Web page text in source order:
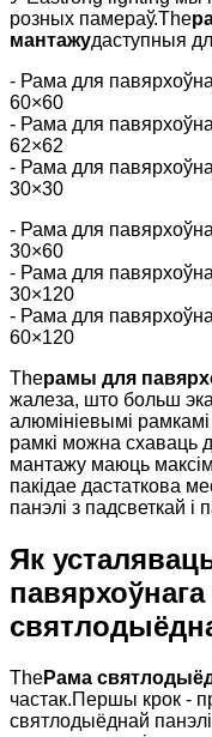
розных памераў.The
мантажудаступныя
- Рама для
60×60
- Рама для
62×62
- Рама для
30×30
- Рама для
30×60
- Рама для
30×120
- Рама для
60×120
Theрамы для
жалеза, што больш
алюмініевымі
рамкі можна схаваць
мантажу маюць
пакідае дастаткова
панэлі з падсветкай і
Як
TheРама
частак.Першы крок -
святлодыёднай